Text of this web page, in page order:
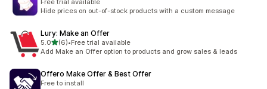
Free trial available
Hide prices on out-of-stock products with a custom message
Lury: Make an Offer
5.0별 5개 중
(6)
총 리뷰 6개
•Free trial available
Add Make an Offer option to products and grow sales & leads
Offero Make Offer & Best Offer
Free to install